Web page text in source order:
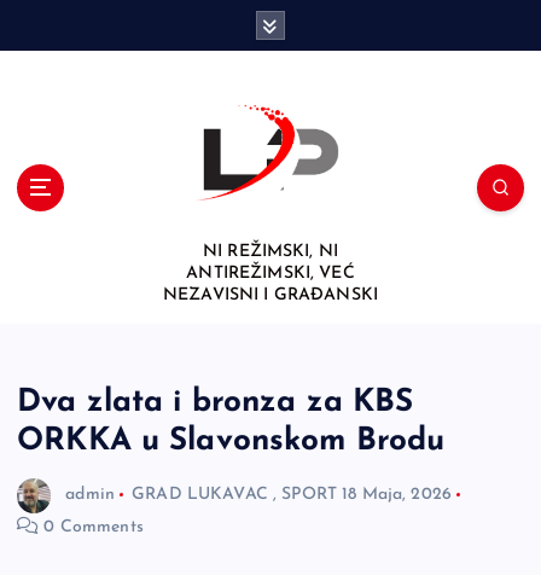
NI REŽIMSKI, NI
ANTIREŽIMSKI, VEĆ
NEZAVISNI I GRAĐANSKI
Dva zlata i bronza za KBS
ORKKA u Slavonskom Brodu
admin GRAD LUKAVAC , SPORT 18 Maja, 2026
0 Comments